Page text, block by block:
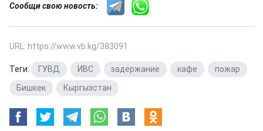
Сообщи свою новость:
URL: https://www.vb.kg/383091
Теги: ГУВД ИВС задержание кафе пожар
Бишкек
Кыргызстан